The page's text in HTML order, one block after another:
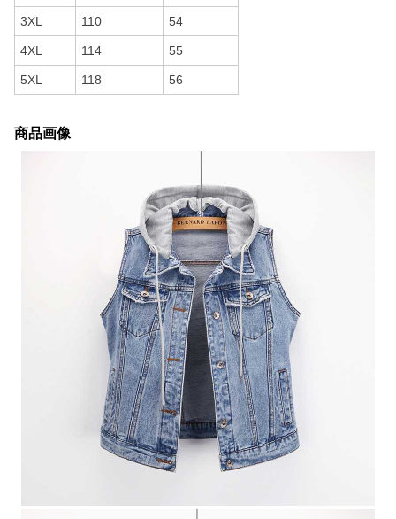
3XL 110 54
4XL 114 55
5XL 118 56
商品画像